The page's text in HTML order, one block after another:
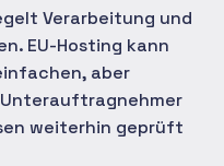
Verarbeitung und
EU-Hosting kann
aber
weiterhin geprüft